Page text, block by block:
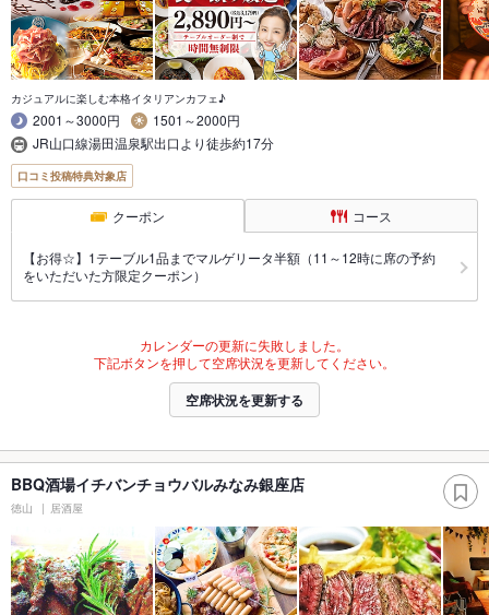
カジュアルに楽しむ本格イタリアンカフェ♪
2001～3000円
1501～2000円
JR山口線湯田温泉駅出口より徒歩約17分
口コミ投稿特典対象店
クーポン コース
【お得☆】1テーブル1品までマルゲリータ半額（11～12時に席の予約
をいただいた方限定クーポン）
カレンダーの更新に失敗しました。
下記ボタンを押して空席状況を更新してください。
空席状況を更新する
BBQ酒場イチバンチョウバルみなみ銀座店
徳山 居酒屋